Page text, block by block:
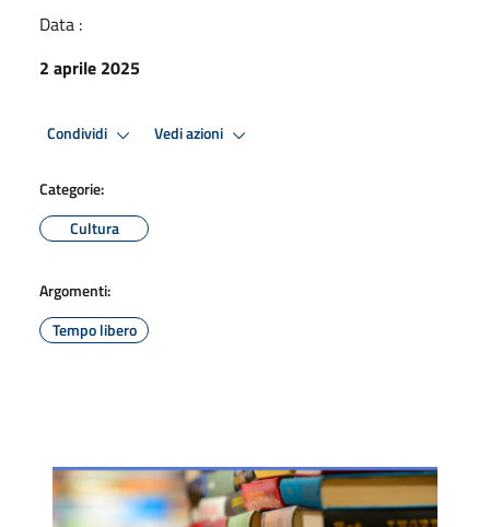
Data :
2 aprile 2025
Condividi Vedi azioni
Categorie:
Cultura
Argomenti:
Tempo libero